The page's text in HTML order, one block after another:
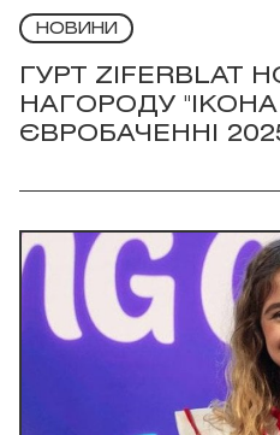
НОВИНИ
ГУРТ ZIFERBLAT
НАГОРОДУ
ЄВРОБАЧЕННІ